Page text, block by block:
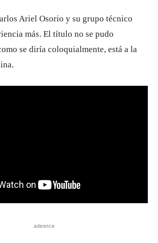
Ariel Osorio y su grupo técnico
más. El título no se pudo
se diría coloquialmente, está a la
adesnce